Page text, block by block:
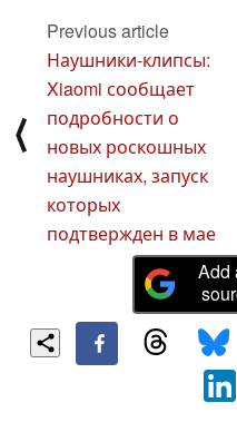
⟨
Previous article
Наушники-клипсы:
Xiaomi сообщает
подробности о
новых роскошных
наушниках, запуск
которых
подтвержден в мае
Add